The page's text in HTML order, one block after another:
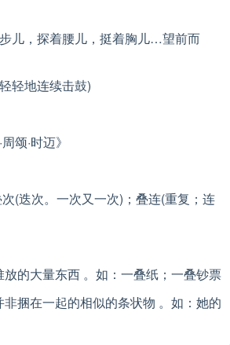
儿，探着腰儿，挺着胸儿…望前而
轻地连续击鼓)
颂·时迈》
(迭次。一次又一次)；叠连(重复；连
的大量东西 。如：一叠纸；一叠钞票
捆在一起的相似的条状物 。如：她的